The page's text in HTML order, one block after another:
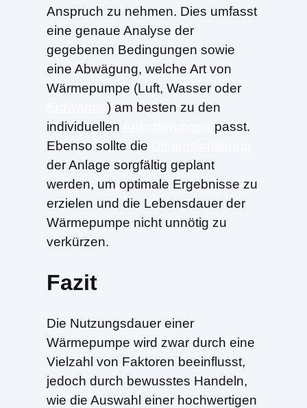
Anspruch zu nehmen. Dies umfasst
eine genaue Analyse der
gegebenen Bedingungen sowie
eine Abwägung, welche Art von
Wärmepumpe (Luft, Wasser oder
) am besten zu den
individuellen
passt.
Ebenso sollte die
der Anlage sorgfältig geplant
werden, um optimale Ergebnisse zu
erzielen und die Lebensdauer der
Wärmepumpe nicht unnötig zu
verkürzen.
Fazit
Die Nutzungsdauer einer
Wärmepumpe wird zwar durch eine
Vielzahl von Faktoren beeinflusst,
jedoch durch bewusstes Handeln,
wie die Auswahl einer hochwertigen